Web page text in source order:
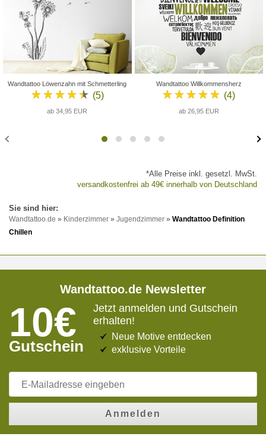
Wandtattoo Löwenzahn mit Schmetterling
★★★★★ (5)
ab 34,95 EUR
Wandtattoo Willkommensherz
★★★★★ (4)
ab 26,95 EUR
*Alle Preise inkl. gesetzl. MwSt.
versandkostenfrei ab 49€ innerhalb von Deutschland
Wandtattoo.de » Kinderzimmer » Jugendzimmer » Wandtattoo Definition
Chillen
Wandtattoo.de Newsletter
10€
Gutschein
Jetzt anmelden und Gutschein
erhalten!
Neue Motive entdecken
exklusive Vorteile
Anmelden